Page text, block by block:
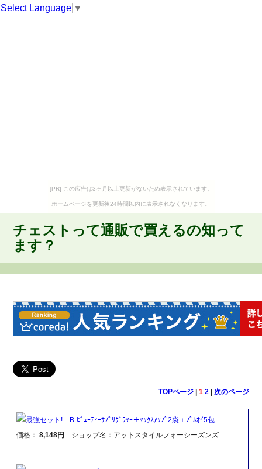
Select Language ▼
[PR] この広告は3ヶ月以上更新がないため表示されています。
ホームページを更新後24時間以内に表示されなくなります。
チェストって通販で買えるの知って
ます？
TOPページ| 1 2| 次のページ
最強セット! B-ﾋﾞｭｰﾃｨｰｻﾌﾟﾘｸﾞﾗﾏｰ＋ﾏｯｸｽｱｯﾌﾟ2袋＋ﾌﾟﾙｵｲ5包
価格：8,148円 ショップ名：アットスタイルフォーシーズンズ